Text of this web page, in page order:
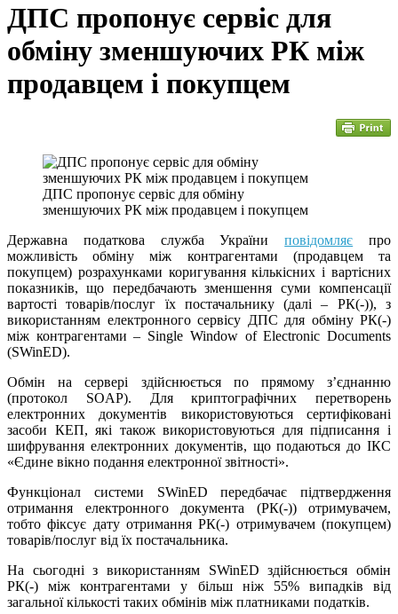
ДПС пропонує сервіс для
обміну зменшуючих РК між
продавцем і покупцем
ДПС пропонує сервіс для обміну
зменшуючих РК між продавцем і покупцем
Державна податкова служба Україниповідомляє про
можливість обміну між контрагентами (продавцем та
покупцем) розрахунками коригування кількісних і вартісних
показників, що передбачають зменшення суми компенсації
вартості товарів/послуг їх постачальнику (далі – РК(-)), з
використанням електронного сервісу ДПС для обміну РК(-)
між контрагентами – Single Window of Electronic Documents
(SWinED).
Обмін на сервері здійснюється по прямому з’єднанню
(протокол SOAP). Для криптографічних перетворень
електронних документів використовуються сертифіковані
засоби КЕП, які також використовуються для підписання і
шифрування електронних документів, що подаються до ІКС
«Єдине вікно подання електронної звітності».
Функціонал системи SWinED передбачає підтвердження
отримання електронного документа (РК(-)) отримувачем,
тобто фіксує дату отримання РК(-) отримувачем (покупцем)
товарів/послуг від їх постачальника.
На сьогодні з використанням SWinED здійснюється обмін
РК(-) між контрагентами у більш ніж 55% випадків від
загальної кількості таких обмінів між платниками податків.